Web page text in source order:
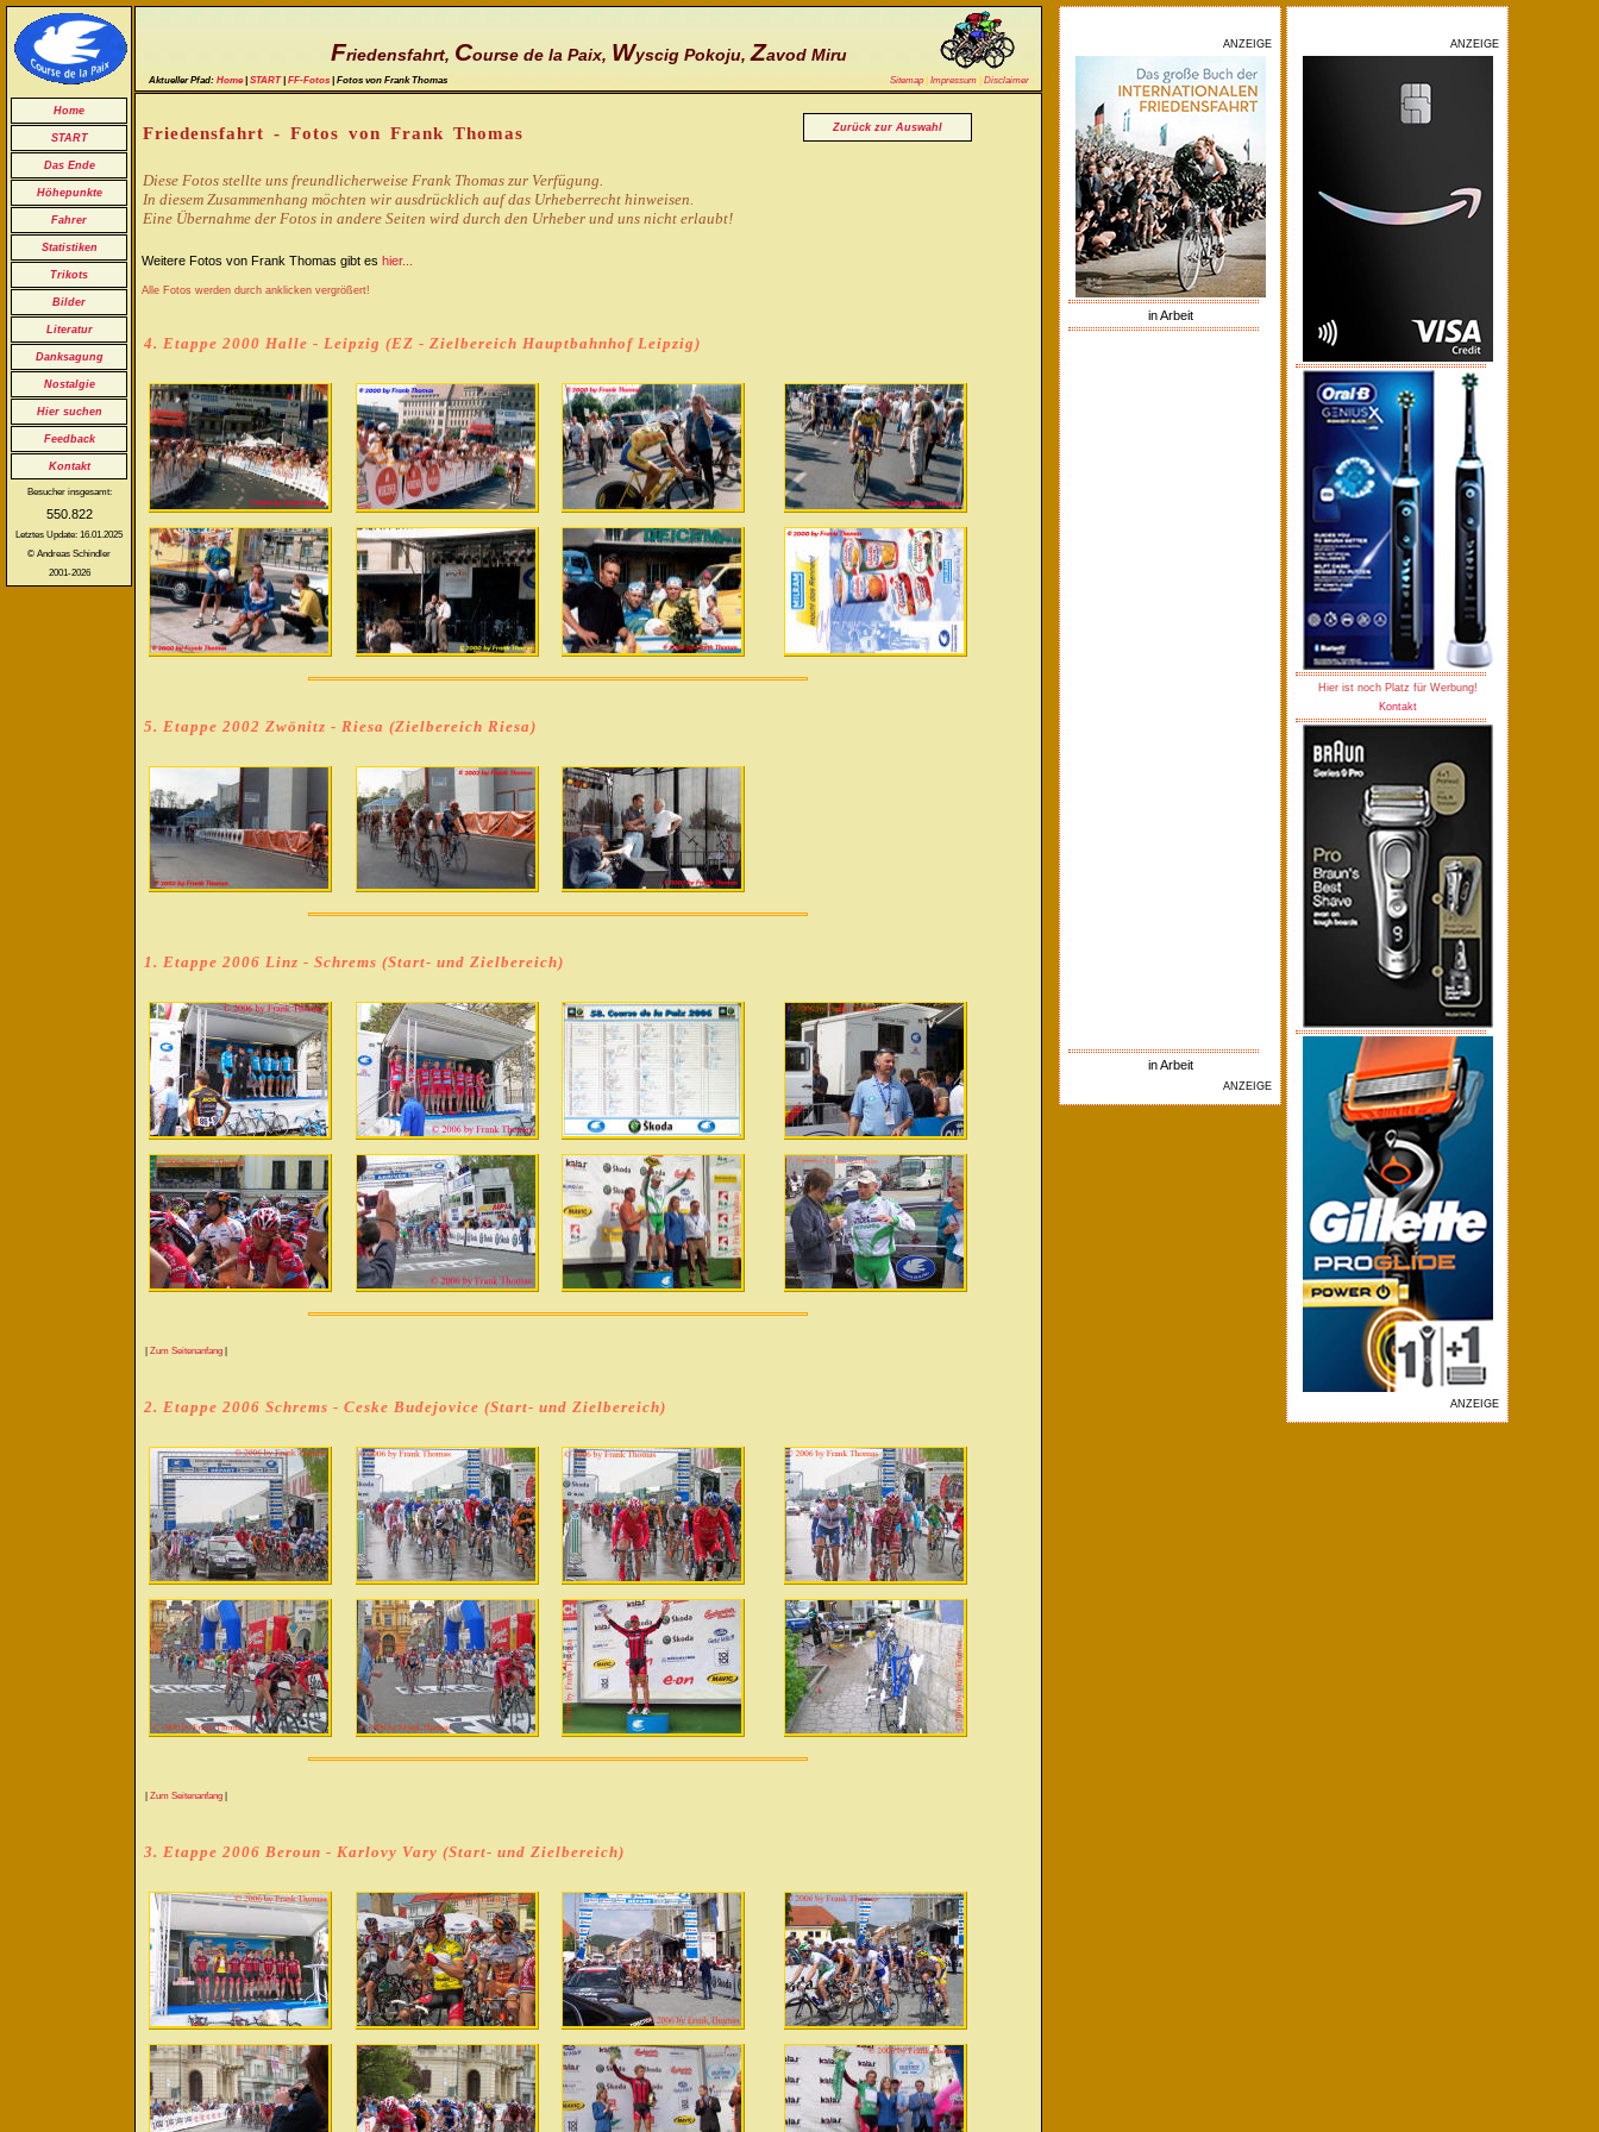
Friedensfahrt, Course de la Paix, Wyscig Pokoju,Zavod Miru
Home
START
Das Ende
Höhepunkte
Fahrer
Statistiken
Trikots
Bilder
Literatur
Danksagung
Nostalgie
Hier suchen
Feedback
Kontakt
Besucher insgesamt:
550.822
Letztes Update: 16.01.2025
© Andreas Schindler
2001-2026
ANZEIGE
in Arbeit
in Arbeit
ANZEIGE
ANZEIGE
Hier ist noch Platz für Werbung!
Kontakt
ANZEIGE
Aktueller Pfad: Home| START| FF-Fotos | Fotos von Frank Thomas Sitemap| Impressum Disclaimer
Zurück zur Auswahl
Friedensfahrt - Fotos von Frank Thomas
Diese Fotos stellte uns freundlicherweise Frank Thomas zur Verfügung.
In diesem Zusammenhang möchten wir ausdrücklich auf das Urheberrecht hinweisen.
Eine Übernahme der Fotos in andere Seiten wird durch den Urheber und uns nicht erlaubt!
Weitere Fotos von Frank Thomas gibt es hier...
Alle Fotos werden durch anklicken vergrößert!
4. Etappe 2000 Halle - Leipzig (EZ - Zielbereich Hauptbahnhof Leipzig)
5. Etappe 2002 Zwönitz - Riesa (Zielbereich Riesa)
1. Etappe 2006 Linz - Schrems (Start- und Zielbereich)
Zum Seitenanfang
2. Etappe 2006 Schrems - Ceske Budejovice (Start- und Zielbereich)
Zum Seitenanfang
3. Etappe 2006 Beroun - Karlovy Vary (Start- und Zielbereich)